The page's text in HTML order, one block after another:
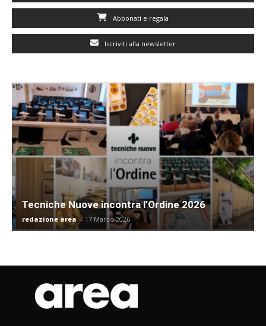
Abbonati e regala
Iscriviti alla newsletter
Tecniche Nuove incontra l’Ordine 2026
redazione area - 17 Marzo 2026